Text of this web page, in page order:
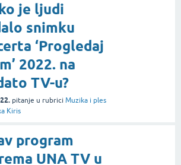
je ljudi
snimku
‘Progledaj
2022. na
TV-u?
pitanje u rubrici Muzika i ples
Kiris
program
UNA TV u